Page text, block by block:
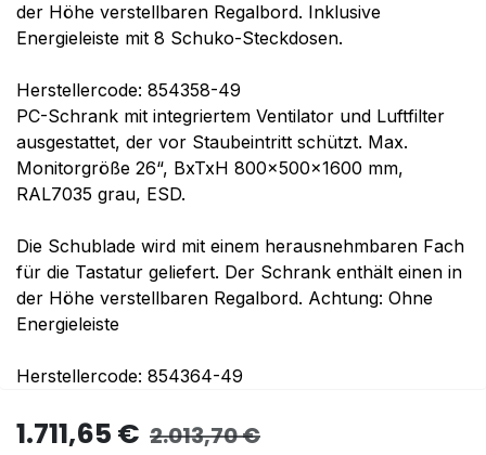
der Höhe verstellbaren Regalbord. Inklusive
Energieleiste mit 8 Schuko-Steckdosen.
Herstellercode: 854358-49
PC-Schrank mit integriertem Ventilator und Luftfilter
ausgestattet, der vor Staubeintritt schützt. Max.
Monitorgröße 26“, BxTxH 800x500x1600 mm,
RAL7035 grau, ESD.
Die Schublade wird mit einem herausnehmbaren Fach
für die Tastatur geliefert. Der Schrank enthält einen in
der Höhe verstellbaren Regalbord. Achtung: Ohne
Energieleiste
Herstellercode: 854364-49
1.711,65 € 2.013,70€